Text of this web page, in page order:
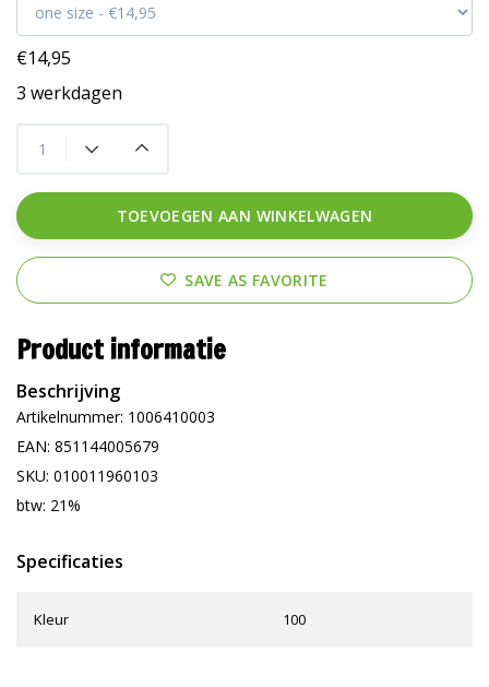
€14,95
3 werkdagen
TOEVOEGEN AAN WINKELWAGEN
SAVE AS FAVORITE
Product informatie
Beschrijving
Artikelnummer: 1006410003
EAN: 851144005679
SKU: 010011960103
btw: 21%
Specificaties
Kleur 100